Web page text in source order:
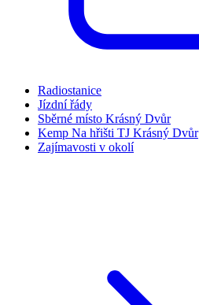
Radiostanice
Jízdní řády
Sběrné místo Krásný Dvůr
Kemp Na hřišti TJ Krásný Dvůr
Zajímavosti v okolí